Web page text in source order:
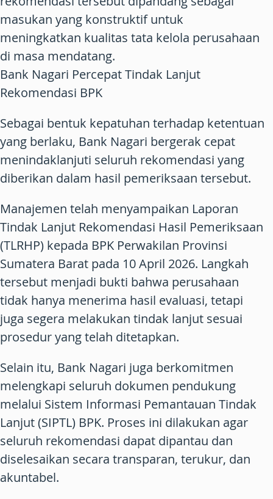
masukan yang konstruktif untuk
meningkatkan kualitas tata kelola perusahaan
di masa mendatang.
Bank Nagari Percepat Tindak Lanjut
Rekomendasi BPK
Sebagai bentuk kepatuhan terhadap ketentuan
yang berlaku, Bank Nagari bergerak cepat
menindaklanjuti seluruh rekomendasi yang
diberikan dalam hasil pemeriksaan tersebut.
Manajemen telah menyampaikan Laporan
Tindak Lanjut Rekomendasi Hasil Pemeriksaan
(TLRHP) kepada BPK Perwakilan Provinsi
Sumatera Barat pada 10 April 2026. Langkah
tersebut menjadi bukti bahwa perusahaan
tidak hanya menerima hasil evaluasi, tetapi
juga segera melakukan tindak lanjut sesuai
prosedur yang telah ditetapkan.
Selain itu, Bank Nagari juga berkomitmen
melengkapi seluruh dokumen pendukung
melalui Sistem Informasi Pemantauan Tindak
Lanjut (SIPTL) BPK. Proses ini dilakukan agar
seluruh rekomendasi dapat dipantau dan
diselesaikan secara transparan, terukur, dan
akuntabel.